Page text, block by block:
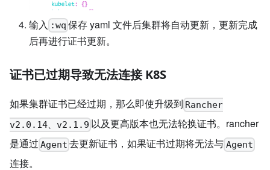
输入 :wq 保存 yaml 文件后集群将自动更新，更新完成
后再进行证书更新。
证书已过期导致无法连接 K8S
如果集群证书已经过期，那么即使升级到 Rancher
v2.0.14、v2.1.9 以及更高版本也无法轮换证书。rancher
是通过 Agent 去更新证书，如果证书过期将无法与 Agent
连接。